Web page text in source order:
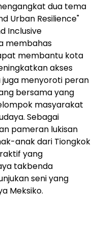
dua tema
Urban Resilience"
Inclusive
membahas
membantu kota
akses
menyoroti peran
bersama yang
masyarakat
Sebagai
pameran lukisan
anak dari Tiongkok
yang
takbenda
seni yang
Meksiko.